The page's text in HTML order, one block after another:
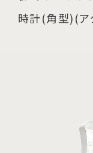
時計(角型)(ア